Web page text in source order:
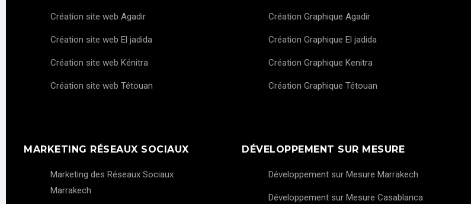
Création site web Agadir
Création site web El jadida
Création site web Kénitra
Création site web Tétouan
Création Graphique Agadir
Création Graphique El jadida
Création Graphique Kenitra
Création Graphique Tétouan
MARKETING RÉSEAUX SOCIAUX
Marketing des Réseaux Sociaux
Marrakech
DÉVELOPPEMENT SUR MESURE
Développement sur Mesure Marrakech
Développement sur Mesure Casablanca